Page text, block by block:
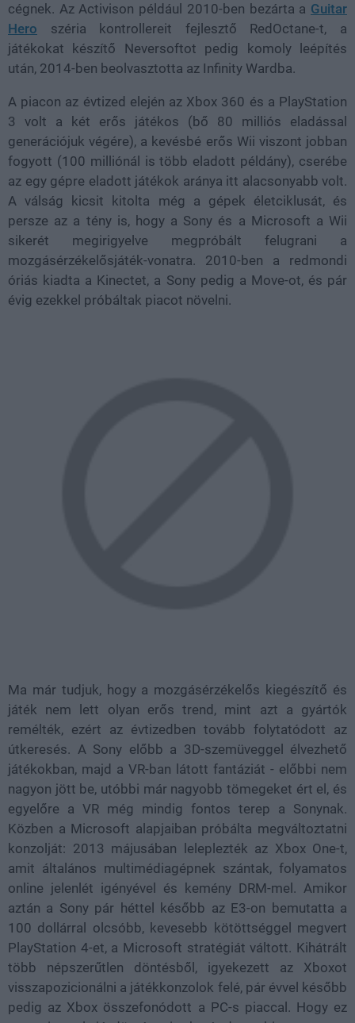
cégnek. Az Activison például 2010-ben bezárta a Guitar
Hero széria kontrollereit fejlesztő RedOctane-t, a
játékokat készítő Neversoftot pedig komoly leépítés
után, 2014-ben beolvasztotta az Infinity Wardba.
A piacon az évtized elején az Xbox 360 és a PlayStation
3 volt a két erős játékos (bő 80 milliós eladással
generációjuk végére), a kevésbé erős Wii viszont jobban
fogyott (100 milliónál is több eladott példány), cserébe
az egy gépre eladott játékok aránya itt alacsonyabb volt.
A válság kicsit kitolta még a gépek életciklusát, és
persze az a tény is, hogy a Sony és a Microsoft a Wii
sikerét megirigyelve megpróbált felugrani a
mozgásérzékelősjáték-vonatra. 2010-ben a redmondi
óriás kiadta a Kinectet, a Sony pedig a Move-ot, és pár
évig ezekkel próbáltak piacot növelni.
Ma már tudjuk, hogy a mozgásérzékelős kiegészítő és
játék nem lett olyan erős trend, mint azt a gyártók
remélték, ezért az évtizedben tovább folytatódott az
útkeresés. A Sony előbb a 3D-szemüveggel élvezhető
játékokban, majd a VR-ban látott fantáziát - előbbi nem
nagyon jött be, utóbbi már nagyobb tömegeket ért el, és
egyelőre a VR még mindig fontos terep a Sonynak.
Közben a Microsoft alapjaiban próbálta megváltoztatni
konzolját: 2013 májusában leleplezték az Xbox One-t,
amit általános multimédiagépnek szántak, folyamatos
online jelenlét igényével és kemény DRM-mel. Amikor
aztán a Sony pár héttel később az E3-on bemutatta a
100 dollárral olcsóbb, kevesebb kötöttséggel megvert
PlayStation 4-et, a Microsoft stratégiát váltott. Kihátrált
több népszerűtlen döntésből, igyekezett az Xboxot
visszapozicionálni a játékkonzolok felé, pár évvel később
pedig az Xbox összefonódott a PC-s piaccal. Hogy ez